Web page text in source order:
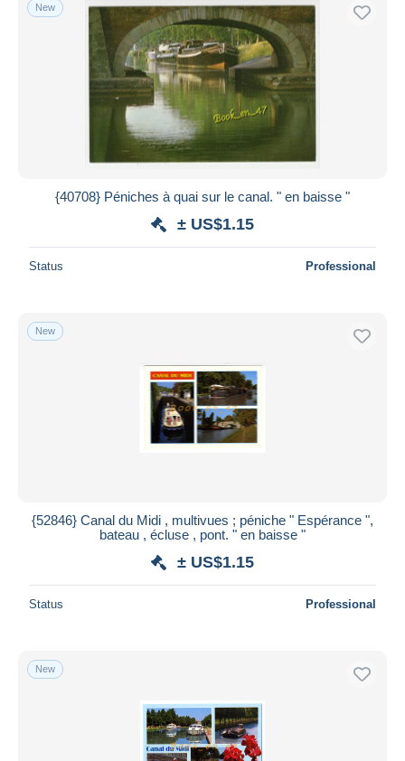
New
{40708} Péniches à quai sur le canal. " en baisse "
± US$1.15
Status Professional
New
{52846} Canal du Midi , multivues ; péniche " Espérance ",
bateau , écluse , pont. " en baisse "
± US$1.15
Status Professional
New